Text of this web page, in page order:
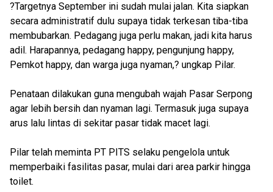
?Targetnya September ini sudah mulai jalan. Kita siapkan
secara administratif dulu supaya tidak terkesan tiba-tiba
membubarkan. Pedagang juga perlu makan, jadi kita harus
adil. Harapannya, pedagang happy, pengunjung happy,
Pemkot happy, dan warga juga nyaman,? ungkap Pilar.
Penataan dilakukan guna mengubah wajah Pasar Serpong
agar lebih bersih dan nyaman lagi. Termasuk juga supaya
arus lalu lintas di sekitar pasar tidak macet lagi.
Pilar telah meminta PT PITS selaku pengelola untuk
memperbaiki fasilitas pasar, mulai dari area parkir hingga
toilet.